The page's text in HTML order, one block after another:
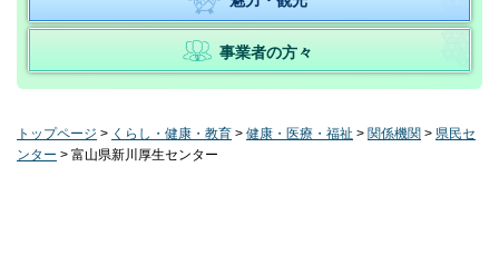
事業者の方々
トップページ > くらし・健康・教育 > 健康・医療・福祉 > 関係機関 > 県民セ
ンター > 富山県新川厚生センター